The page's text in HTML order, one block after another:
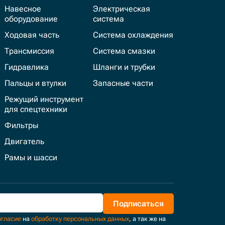
Навесное
оборудование
Ходовая часть
Трансмиссия
Гидравлика
Пальцы и втулки
Режущий инструмент
для спецтехники
Фильтры
Двигатель
Рамы и шасси
Электрическая
система
Система охлаждения
Система смазки
Шланги и трубки
Запасные части
Подписаться
на обработку персональных данных, а так же на